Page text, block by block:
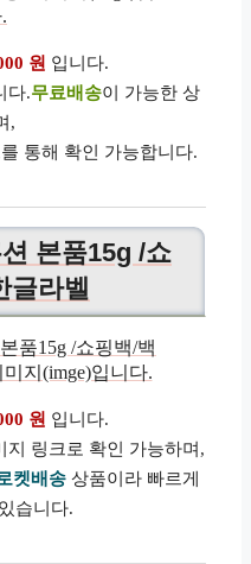
원 입니다.
무료배송이 가능한 상
,
통해 확인 가능합니다.
본품15g /쇼
글라벨
원 입니다.
링크로 확인 가능하며,
켓배송 상품이라 빠르게
습니다.